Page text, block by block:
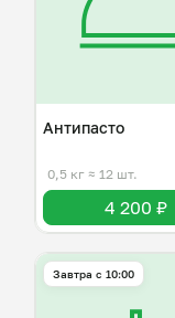
Антипасто
0,5 кг ≈ 12 шт.
4 200 ₽
Завтра c 10:00